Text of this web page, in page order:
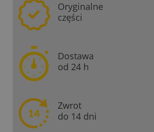
Oryginalne
części
Dostawa
od 24 h
Zwrot
do 14 dni